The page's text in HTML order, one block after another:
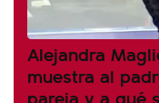
Alejandra
muestra al
pareja y a qué